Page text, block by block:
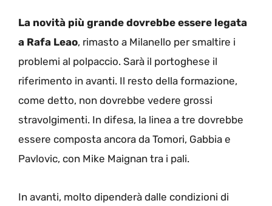
La novità più grande dovrebbe essere legata
a Rafa Leao, rimasto a Milanello per smaltire i
problemi al polpaccio. Sarà il portoghese il
riferimento in avanti. Il resto della formazione,
come detto, non dovrebbe vedere grossi
stravolgimenti. In difesa, la linea a tre dovrebbe
essere composta ancora da Tomori, Gabbia e
Pavlovic, con Mike Maignan tra i pali.
In avanti, molto dipenderà dalle condizioni di